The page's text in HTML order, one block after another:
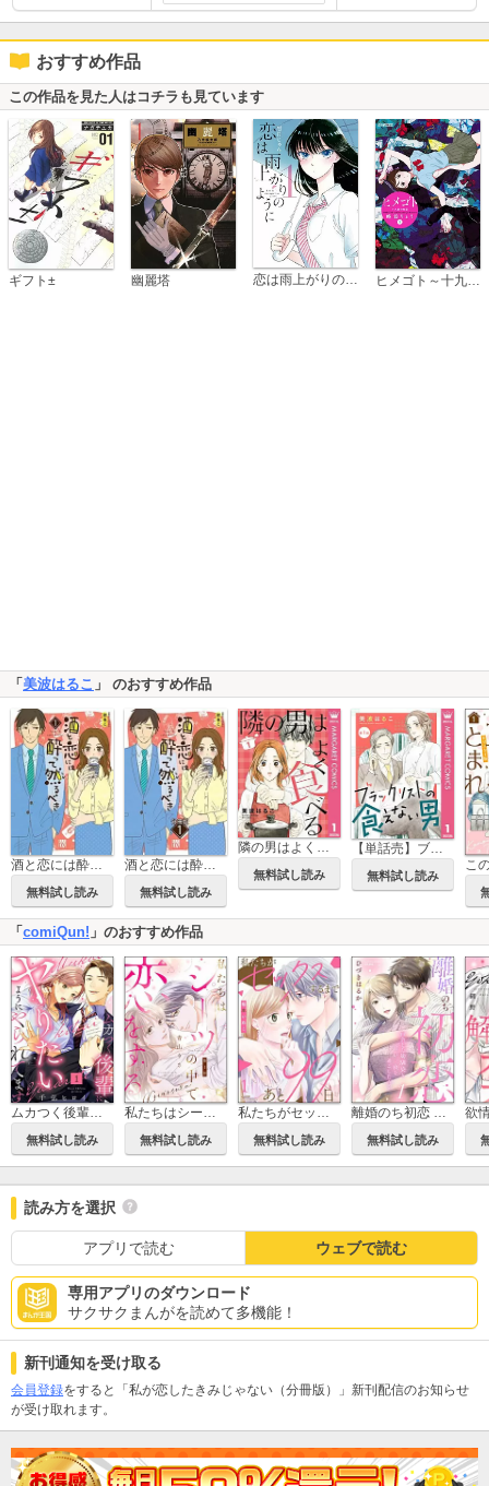
おすすめ作品
この作品を見た人はコチラも見ています
ギフト± 幽麗塔 恋は雨上がりのように
「 美波はるこ 」 のおすすめ作品
酒と恋には酔って然るべき【電子単行本】
無料試し読み
酒と恋には酔って然るべき【分冊版】
無料試し読み
無料試し読み
【単話売】ブラックリストの食えない男
無料試し読み
「 comiQun! 」のおすすめ作品
無料試し読み 無料試し読み 無料試し読み 無料試し読み
読み方を選択
アプリで読む ウェブで読む
専用アプリのダウンロード
サクサクまんがを読めて多機能！
新刊通知を受け取る
会員登録をすると「私が恋したきみじゃない（分冊版）」新刊配信のお知らせ
が受け取れます。